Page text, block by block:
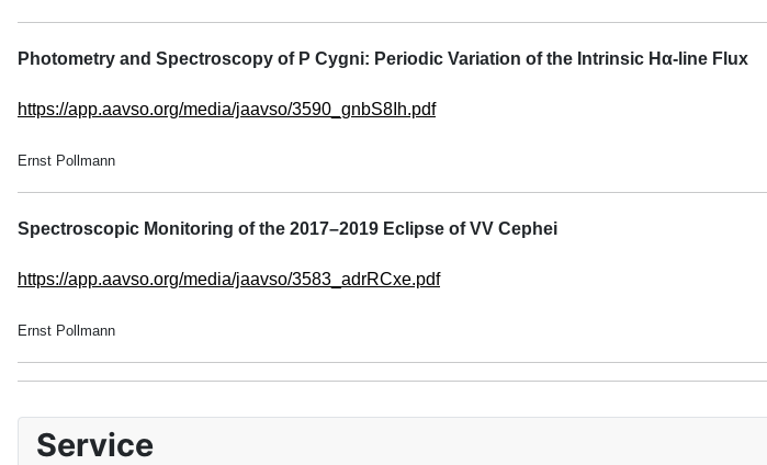
Photometry and Spectroscopy of P Cygni: Periodic Variation of the Intrinsic Hα-line Flux
https://app.aavso.org/media/jaavso/3590_gnbS8Ih.pdf
Ernst Pollmann
Spectroscopic Monitoring of the 2017–2019 Eclipse of VV Cephei
https://app.aavso.org/media/jaavso/3583_adrRCxe.pdf
Ernst Pollmann
Service